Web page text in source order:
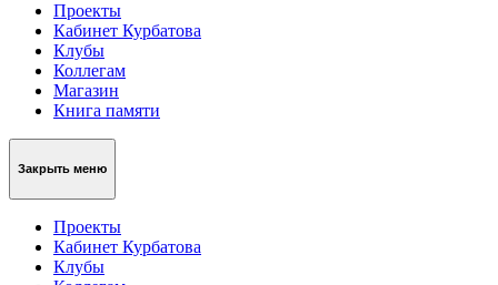
Проекты
Кабинет Курбатова
Клубы
Коллегам
Магазин
Книга памяти
Закрыть меню
Проекты
Кабинет Курбатова
Клубы